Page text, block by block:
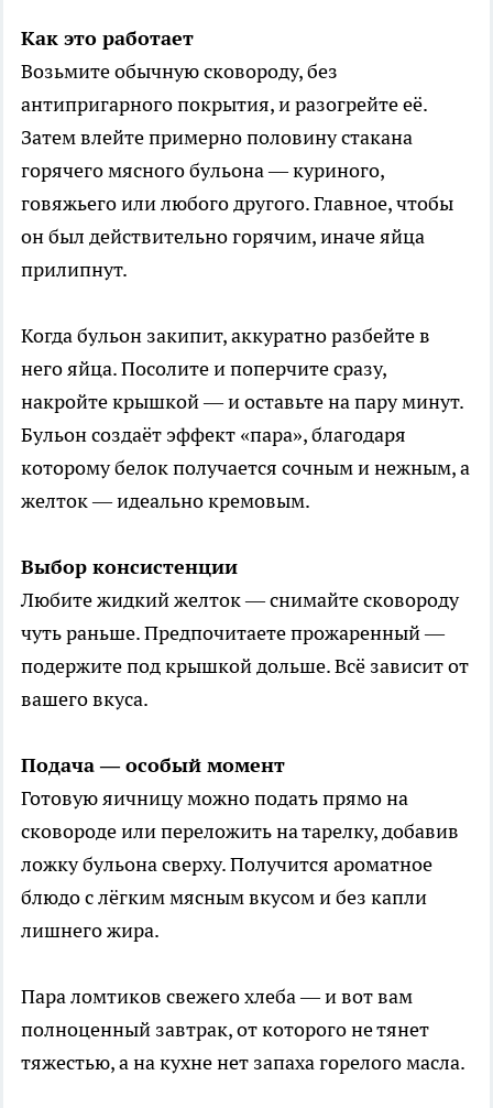
Как это работает
Возьмите обычную сковороду, без
антипригарного покрытия, и разогрейте её.
Затем влейте примерно половину стакана
горячего мясного бульона — куриного,
говяжьего или любого другого. Главное, чтобы
он был действительно горячим, иначе яйца
прилипнут.
Когда бульон закипит, аккуратно разбейте в
него яйца. Посолите и поперчите сразу,
накройте крышкой — и оставьте на пару минут.
Бульон создаёт эффект «пара», благодаря
которому белок получается сочным и нежным, а
желток — идеально кремовым.
Выбор консистенции
Любите жидкий желток — снимайте сковороду
чуть раньше. Предпочитаете прожаренный —
подержите под крышкой дольше. Всё зависит от
вашего вкуса.
Подача — особый момент
Готовую яичницу можно подать прямо на
сковороде или переложить на тарелку, добавив
ложку бульона сверху. Получится ароматное
блюдо с лёгким мясным вкусом и без капли
лишнего жира.
Пара ломтиков свежего хлеба — и вот вам
полноценный завтрак, от которого не тянет
тяжестью, а на кухне нет запаха горелого масла.